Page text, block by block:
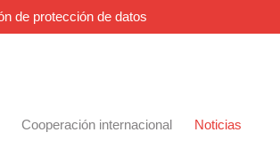
de protección de datos
Cooperación internacional Noticias